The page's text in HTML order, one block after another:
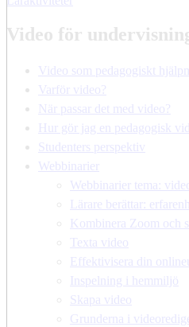
Video för
Video som pedagogiskt
Varför video?
När passar det med video?
Hur gör jag en pedagogisk
Studenters perspektiv
Webbinarier
Webbinarier tema:
Lärare berättar:
Kombinera Zoom och
Texta video
Effektivisera din
Inspelning i hemmiljö
Skapa video
Grunderna i